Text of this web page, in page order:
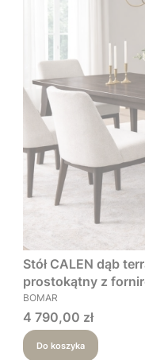
Stół CALEN dąb
prostokątny z
PRODUCENT
BOMAR
Cena
4 790,00 zł
Do koszyka